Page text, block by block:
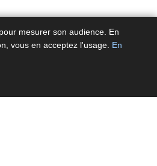
mesurer son audience. En
vous en acceptez l'usage. En